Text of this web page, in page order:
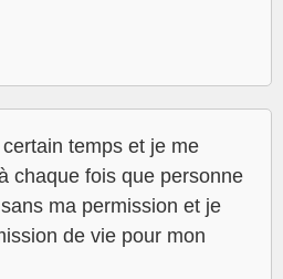
temps et je me
chaque fois que personne
ma permission et je
de vie pour mon